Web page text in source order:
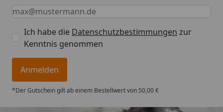
Keine Eingabe erforderlich
Eingabe erforderlich
E-Mail *
Ich habe die Datenschutzbestimmungen zur
Kenntnis genommen
Anmelden
*Der Gutschein gilt ab einem Bestellwert von 50,00 €